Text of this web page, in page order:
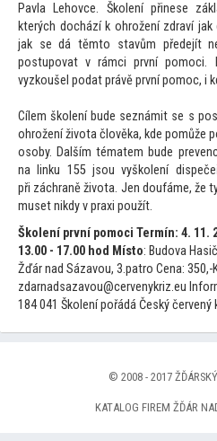
Pavla Lehovce. Školení přinese
kterých dochází k ohrožení zdraví
jak se dá těmto stavům předejít
postupovat v rámci první pomoci.
vyzkoušel podat právě první pomoc, i
Cílem školení bude seznámit se s
ohrožení života člověka, kde pomůže
osoby. Dalším tématem bude
na linku 155 jsou vyškolení
při záchraně života. Jen doufáme, že
muset nikdy v praxi použít.
Školení první pomoci Termín: 4. 11.
13.00 - 17.00 hod Místo: Budova
Žďár nad Sázavou, 3.patro Cena:
zdarnadsazavou@cervenykriz.eu
184 041 Školení pořádá Český červený
© 2008 - 2017
KATALOG FIREM ŽĎÁR